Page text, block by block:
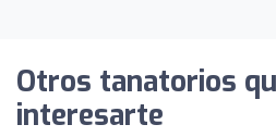
Otros tanatorios
interesarte